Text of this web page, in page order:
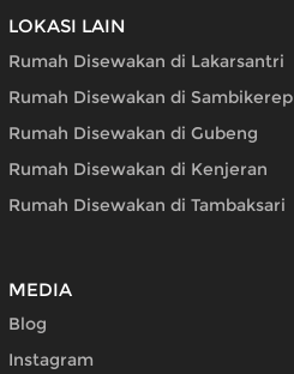
LOKASI LAIN
Rumah Disewakan di Lakarsantri
Rumah Disewakan di Sambikerep
Rumah Disewakan di Gubeng
Rumah Disewakan di Kenjeran
Rumah Disewakan di Tambaksari
MEDIA
Blog
Instagram